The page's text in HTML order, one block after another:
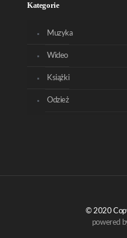
Kategorie
Muzyka
Wideo
Książki
Odzież
© 2020
powered